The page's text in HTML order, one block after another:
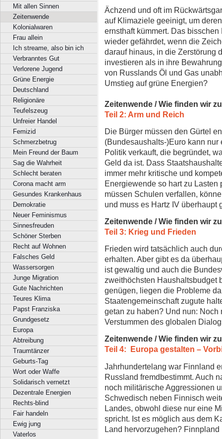
Mit allen Sinnen
Zeitenwende
Kolonialwaren
Frau allein
Ich streame, also bin ich
Verbranntes Gut
Verlorene Jugend
Grüne Energie
Deutschland
Religionäre
Teufelszeug
Unfreier Handel
Femizid
Schmerzbetrug
Mein Freund der Baum
Sag die Wahrheit
Schlecht beraten
Corona macht arm
Gesundes Krankenhaus
Demokratie
Neuer Feminismus
Sinnesfreuden
Schöner Sterben
Recht auf Wohnen
Falsches Geld
Wassersorgen
Junge Migration
Gute Nachrichten
Teures Klima
Papst Franziska
Grundgesetz
Europa
Abtreibung
Traumtänzer
Geburts-Tag
Wort oder Waffe
Solidarisch vernetzt
Dezentrale Energien
Rechts-blind
Fair handeln
Ewig jung
Vaterlos
Ächzend und oft im
auf Klimaziele geeinigt, um
ernsthaft kümmert. Das
wieder gefährdet, wenn die
darauf hinaus, in die Zerstörung
investieren als in ihre
von Russlands Öl und Gas
Umstieg auf grüne Energien?
Zeitenwende / Wie finden wir
Teil 2: Arm und Reich
Die Bürger müssen den Gürtel
(Bundesaushalts-)Euro kann
Politik verkauft, die begründet,
Geld da ist. Dass
immer mehr kritische und
Energiewende so hart zu
müssen Schulen verfallen,
und muss es Hartz IV überhaupt
Zeitenwende / Wie finden wir
Teil 3: Krieg und Frieden
Frieden wird tatsächlich auch
erhalten. Aber gibt es da
ist gewaltig und auch die
zweithöchsten Haushaltsbudget
genügen, liegen die Probleme
Staatengemeinschaft zugute
getan zu haben? Und nun:
Verstummen des globalen
Zeitenwende / Wie finden wir
Teil 4: Europa gestalten –
Jahrhundertelang war Finnland
Russland fremdbestimmt. Auch
noch militärische Aggressionen
Schwedisch neben Finnisch
Landes, obwohl diese nur eine
spricht. Ist es möglich aus dem
Land hervorzugehen? Finnpland